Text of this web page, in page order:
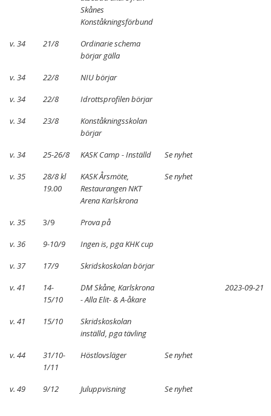
Skånes
Konståkningsförbund
v. 34 21/8
Ordinarie schema
börjar gälla
v. 34
22/8
NIU börjar
v. 34
22/8
Idrottsprofilen börjar
v. 34
23/8
Konståkningsskolan
börjar
v. 34
25-26/8 KASK Camp - Inställd
Se nyhet
v. 35
28/8 kl
19.00
KASK Årsmöte,
Restaurangen NKT
Arena Karlskrona
Se nyhet
v. 35 3/9
Prova på
v. 36
9-10/9
Ingen is, pga KHK cup
v. 37
17/9
Skridskoskolan börjar
v. 41
14-
15/10
DM Skåne, Karlskrona
- Alla Elit- & A-åkare
2023-09-21
v. 41 15/10
Skridskoskolan
inställd, pga tävling
v. 44
31/10-
1/11
Höstlovsläger Se nyhet
v. 49 9/12 Juluppvisning Se nyhet